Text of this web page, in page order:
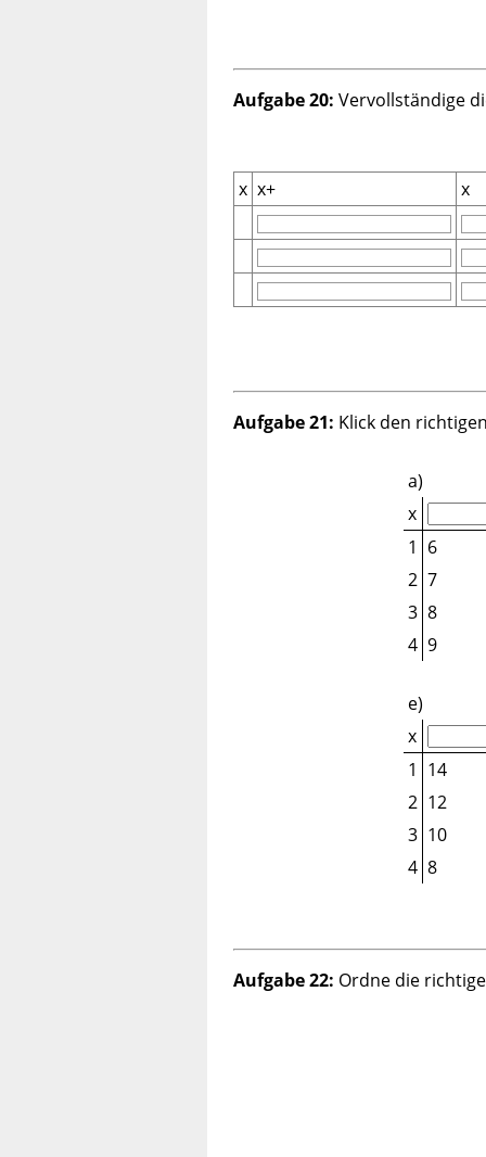
Aufgabe 20: Vervollständige
x x+ x
Aufgabe 21: Klick den
a)
x
1 6
2 7
3 8
4 9
e)
x
1 14
2 12
3 10
4 8
Aufgabe 22: Ordne die